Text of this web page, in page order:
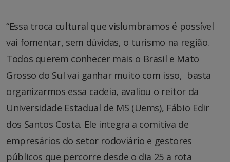
“Essa troca cultural que vislumbramos é possível
vai fomentar, sem dúvidas, o turismo na região.
Todos querem conhecer mais o Brasil e Mato
Grosso do Sul vai ganhar muito com isso, basta
organizarmos essa cadeia, avaliou o reitor da
Universidade Estadual de MS (Uems), Fábio Edir
dos Santos Costa. Ele integra a comitiva de
empresários do setor rodoviário e gestores
públicos que percorre desde o dia 25 a rota